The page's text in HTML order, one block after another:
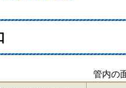
管内の